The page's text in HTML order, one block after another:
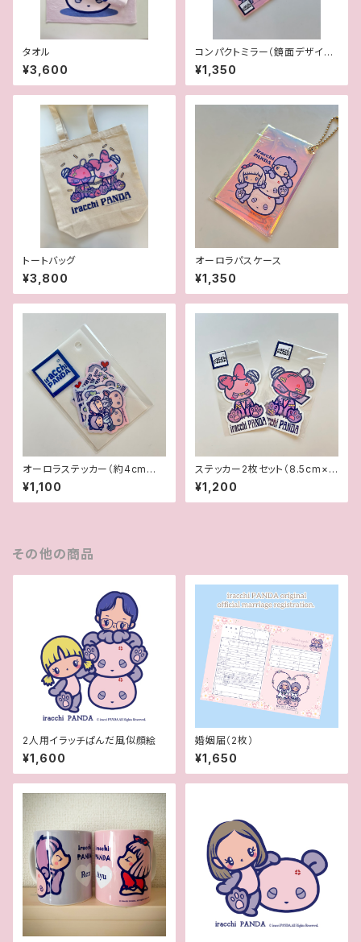
タオル
¥3,600
コンパクトミラー（鏡面デザイン
あり）
¥1,350
トートバッグ
¥3,800
オーロラパスケース
¥1,350
オーロラステッカー（約4cm大）
5枚セット
¥1,100
ステッカー2枚セット（8.5cm×1
1.5cm）
¥1,200
その他の商品
2人用イラッチぱんだ風似顔絵
¥1,600
婚姻届（2枚）
¥1,650